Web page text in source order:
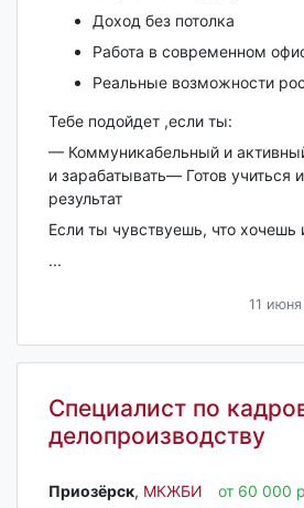
Доход без потолка
Работа в современном
Реальные возможности
Тебе подойдет ,если ты:
— Коммуникабельный и
и зарабатывать— Готов учиться
результат
Е​​​сли ты чувствуешь, что хочешь
...
11
Специалист по
делопроизводству
Приозёрск‎, МКЖБИ от 60 000